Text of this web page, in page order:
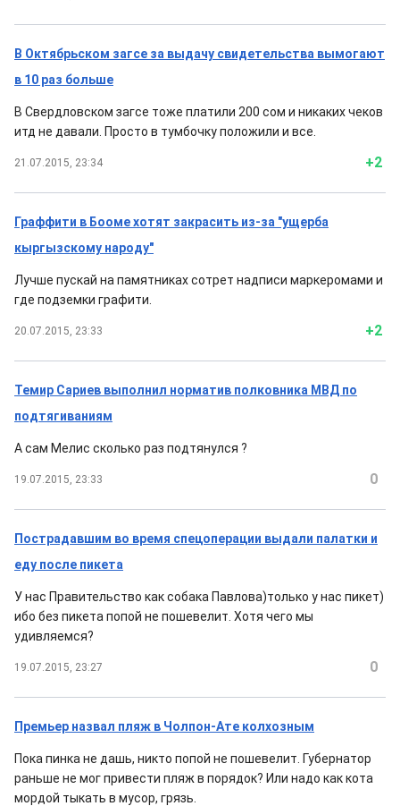
В Октябрьском загсе за выдачу свидетельства вымогают
в 10 раз больше
В Свердловском загсе тоже платили 200 сом и никаких чеков
итд не давали. Просто в тумбочку положили и все.
21.07.2015, 23:34 +2
Граффити в Бооме хотят закрасить из-за "ущерба
кыргызскому народу"
Лучше пускай на памятниках сотрет надписи маркеромами и
где подземки графити.
20.07.2015, 23:33 +2
Темир Сариев выполнил норматив полковника МВД по
подтягиваниям
А сам Мелис сколько раз подтянулся ?
19.07.2015, 23:33 0
Пострадавшим во время спецоперации выдали палатки и
еду после пикета
У нас Правительство как собака Павлова)только у нас пикет)
ибо без пикета попой не пошевелит. Хотя чего мы
удивляемся?
19.07.2015, 23:27 0
Премьер назвал пляж в Чолпон-Ате колхозным
Пока пинка не дашь, никто попой не пошевелит. Губернатор
раньше не мог привести пляж в порядок? Или надо как кота
мордой тыкать в мусор, грязь.